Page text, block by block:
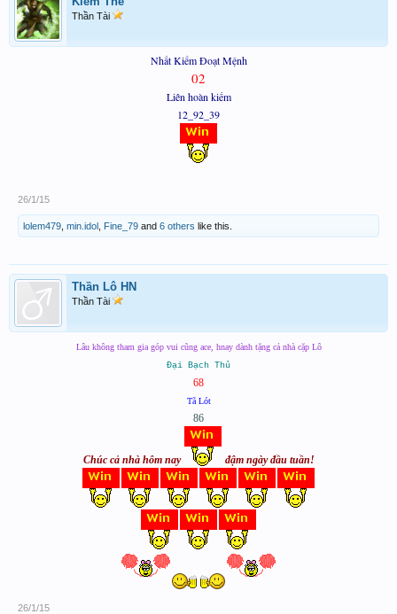
Thần Tài
Nhất Kiếm Đoạt Mệnh
02
Liên hoàn kiếm
12_92_39
26/1/15
lolem479 min.idol Fine_79 and 6 others like this.
Thần Lô HN
Thần Tài
Lâu không tham gia góp vui cũng ace, hnay dành tặng cả nhà cặp Lô
Đại Bạch Thủ
68
Tã Lót
86
Chúc cả nhà hôm nay đậm ngày đầu tuần!
26/1/15